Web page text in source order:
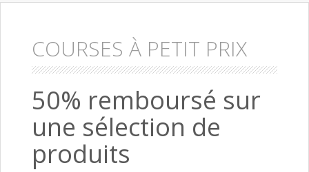
COURSES À PETIT PRIX
50% remboursé sur
une sélection de
produits